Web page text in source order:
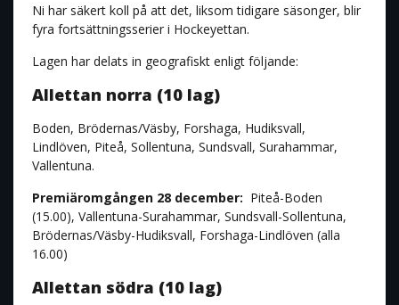
Ni har säkert koll på att det, liksom tidigare säsonger, blir
fyra fortsättningsserier i Hockeyettan.
Lagen har delats in geografiskt enligt följande:
Allettan norra (10 lag)
Boden, Brödernas/Väsby, Forshaga, Hudiksvall,
Lindlöven, Piteå, Sollentuna, Sundsvall, Surahammar,
Vallentuna.
Premiäromgången 28 december: Piteå-Boden
(15.00), Vallentuna-Surahammar, Sundsvall-Sollentuna,
Brödernas/Väsby-Hudiksvall, Forshaga-Lindlöven (alla
16.00)
Allettan södra (10 lag)